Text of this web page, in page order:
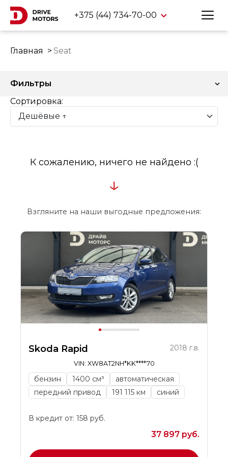
+375 (44) 734-70-00
Главная Seat
Фильтры
Сортировка:
К сожалению, ничего не найдено :(
↓
Взгляните на наши выгодные предложения:
Skoda Rapid 2018 г.в.
VIN: XW8AT2NH*KK****70
бензин 1400 см³
автоматическая
передний привод
191 115 км синий
В кредит от: 158 руб.
37 897 руб.